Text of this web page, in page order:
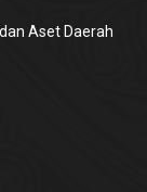
Aset Daerah